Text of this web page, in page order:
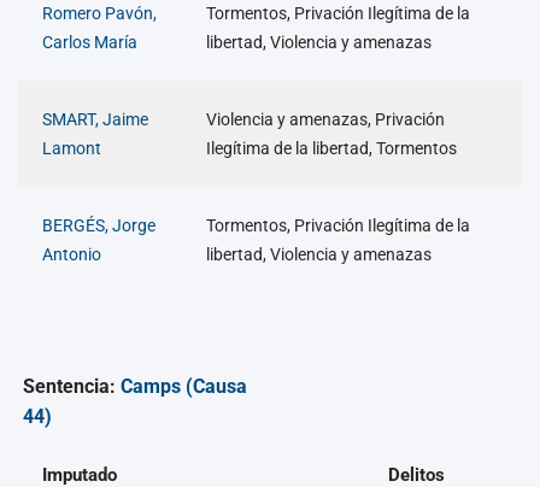
Romero Pavón,
Carlos María
Tormentos, Privación Ilegítima de la
libertad, Violencia y amenazas
SMART, Jaime
Lamont
Violencia y amenazas, Privación
Ilegítima de la libertad, Tormentos
BERGÉS, Jorge
Antonio
Tormentos, Privación Ilegítima de la
libertad, Violencia y amenazas
Sentencia:Camps (Causa
44)
Imputado Delitos